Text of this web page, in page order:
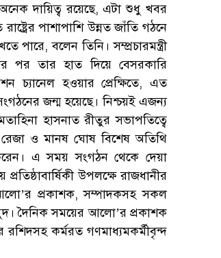
দায়িত্ব রয়েছে, এটা শুধু খবর
পাশাপাশি উন্নত জাঁতি গঠনে
বলেন তিনি। সম্প্রচারমন্ত্রী
পর তার হাত দিয়ে বেসরকারি
চ্যানেল হওয়ার প্রেক্ষিতে, এত
জন্ম হয়েছে। নিশ্চয়ই এজন্য
হাসনাত রীতুর সভাপতিত্বে
রেজা ও মানষ ঘোষ বিশেষ অতিথি
এ সময় সংগঠন থেকে দেয়া
উপলক্ষে রাজধানীর
আলো’র প্রকাশক, সম্পাদকসহ সকল
দৈনিক সময়ের আলো’র প্রকাশক
রশিদসহ কর্মরত গণমাধ্যমকর্মীবৃন্দ